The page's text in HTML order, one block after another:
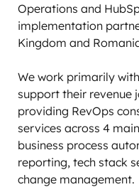
Operations and
implementation
Kingdom and
We work primarily
support their revenue
providing RevOps
services across 4
business process
reporting, tech stack
change management.